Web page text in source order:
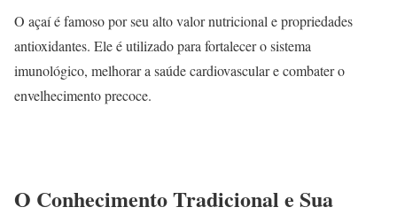
O açaí é famoso por seu alto valor nutricional e propriedades
antioxidantes. Ele é utilizado para fortalecer o sistema
imunológico, melhorar a saúde cardiovascular e combater o
envelhecimento precoce.
O Conhecimento Tradicional e Sua